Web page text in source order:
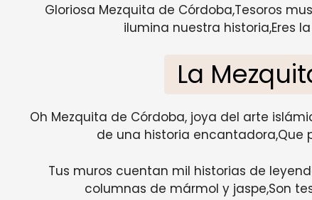
Gloriosa Mezquita de Córdoba,Tesoros
ilumina nuestra historia,Eres
La
Oh Mezquita de Córdoba, joya del arte
de una historia encantadora,Que
Tus muros cuentan mil historias de
columnas de mármol y jaspe,Son